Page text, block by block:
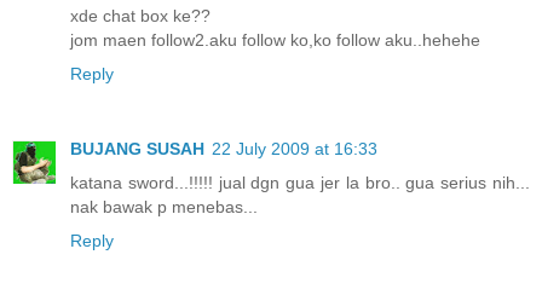
xde chat box ke??
jom maen follow2.aku follow ko,ko follow aku..hehehe
Reply
BUJANG SUSAH 22 July 2009 at 16:33
katana sword...!!!!! jual dgn gua jer la bro.. gua serius nih...
nak bawak p menebas...
Reply